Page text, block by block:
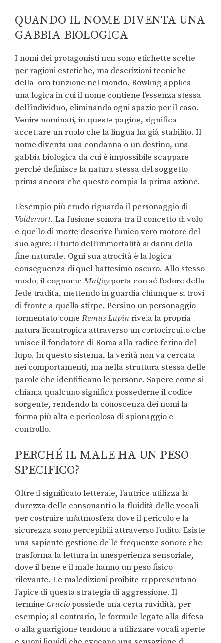
QUANDO IL NOME DIVENTA UNA
GABBIA BIOLOGICA
I nomi dei protagonisti non sono etichette scelte
per ragioni estetiche, ma descrizioni tecniche
della loro funzione nel mondo. Rowling applica
una logica in cui il nome contiene l’essenza stessa
dell’individuo, eliminando ogni spazio per il caso.
Venire nominati, in queste pagine, significa
accettare un ruolo che la lingua ha già stabilito. Il
nome diventa una condanna o un destino, una
gabbia biologica da cui è impossibile scappare
perché definisce la natura stessa del soggetto
prima ancora che questo compia la prima azione.
L’esempio più crudo riguarda il personaggio di
Voldemort. La fusione sonora tra il concetto di volo
e quello di morte descrive l’unico vero motore del
suo agire: il furto dell’immortalità ai danni della
fine naturale. Ogni sua atrocità è la logica
conseguenza di quel battesimo oscuro. Allo stesso
modo, il cognome Malfoyporta con sé l’odore della
fede tradita, mettendo in guardia chiunque si trovi
di fronte a quella stirpe. Persino un personaggio
tormentato come Remus Lupinrivela la propria
natura licantropica attraverso un cortocircuito che
unisce il fondatore di Roma alla radice ferina del
lupo. In questo sistema, la verità non va cercata
nei comportamenti, ma nella struttura stessa delle
parole che identificano le persone. Sapere come si
chiama qualcuno significa possederne il codice
sorgente, rendendo la conoscenza dei nomi la
forma più alta e pericolosa di spionaggio e
controllo.
PERCHÉ IL MALE HA UN PESO
SPECIFICO?
Oltre il significato letterale, l’autrice utilizza la
durezza delle consonanti o la fluidità delle vocali
per costruire un’atmosfera dove il pericolo e la
sicurezza sono percepibili attraverso l’udito. Esiste
una sapiente gestione delle frequenze sonore che
trasforma la lettura in un’esperienza sensoriale,
dove il bene e il male hanno un peso fisico
rilevante. Le maledizioni proibite rappresentano
l’apice di questa strategia di aggressione. Il
termine Cruciopossiede una certa ruvidità, per
esempio; al contrario, le formule legate alla difesa
o alla guarigione tendono a utilizzare vocali aperte